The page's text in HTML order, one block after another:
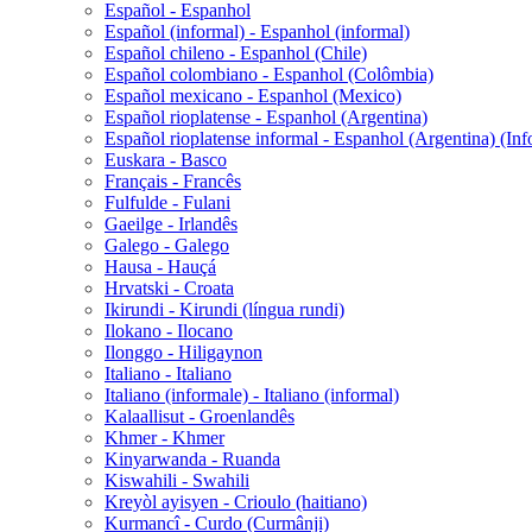
Español - Espanhol
Español (informal) - Espanhol (informal)
Español chileno - Espanhol (Chile)
Español colombiano - Espanhol (Colômbia)
Español mexicano - Espanhol (Mexico)
Español rioplatense - Espanhol (Argentina)
Español rioplatense informal - Espanhol (Argentina)
Euskara - Basco
Français - Francês
Fulfulde - Fulani
Gaeilge - Irlandês
Galego - Galego
Hausa - Hauçá
Hrvatski - Croata
Ikirundi - Kirundi (língua rundi)
Ilokano - Ilocano
Ilonggo - Hiligaynon
Italiano - Italiano
Italiano (informale) - Italiano (informal)
Kalaallisut - Groenlandês
Khmer - Khmer
Kinyarwanda - Ruanda
Kiswahili - Swahili
Kreyòl ayisyen - Crioulo (haitiano)
Kurmancî - Curdo (Curmânji)